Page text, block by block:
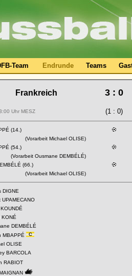
Team Endrunde Teams
Frankreich 3 : 0
Uhr MESZ (1 : 0)
(14.)
(Vorarbeit Michael OLISE)
(54.)
(Vorarbeit Ousmane DEMBÉLÉ)
(66.)
(Vorarbeit Michael OLISE)
DIGNE
UPAMECANO
KONÉ
DEMBÉLÉ
MBAPPÉ
OLISE
BARCOLA
RABIOT